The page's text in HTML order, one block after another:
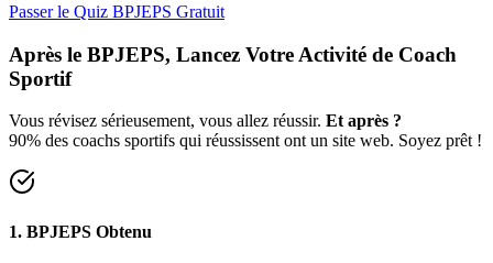
Passer le Quiz BPJEPS Gratuit
Après le BPJEPS, Lancez Votre Activité de Coach
Sportif
Vous révisez sérieusement, vous allez réussir. Et après ?
90% des coachs sportifs qui réussissent ont un site web. Soyez prêt !
1. BPJEPS Obtenu